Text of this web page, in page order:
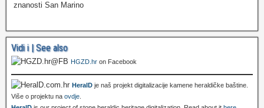
znanosti San Marino
Vidi i | See also
HGZD.hr on Facebook
HeralD je naš projekt digitalizacije kamene heraldičke baštine.
Više o projektu na ovdje